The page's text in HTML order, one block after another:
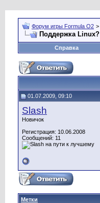
Форум игры Formula O2 >
Поддержка Linux?
Справка
01.07.2009, 09:10
Slash
Новичок
Регистрация: 10.06.2008
Сообщений: 11
Метки